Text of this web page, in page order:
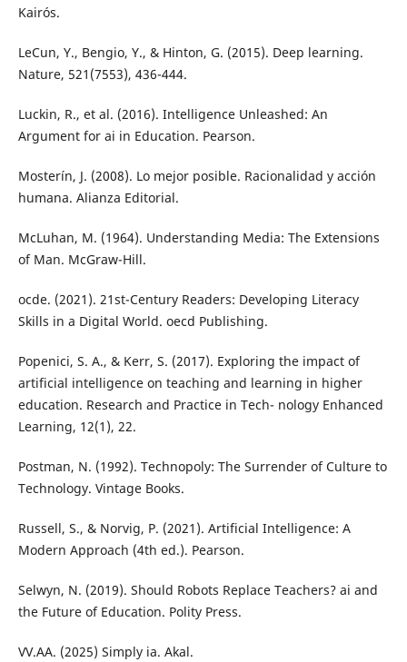
Kairós.
LeCun, Y., Bengio, Y., & Hinton, G. (2015). Deep learning.
Nature, 521(7553), 436-444.
Luckin, R., et al. (2016). Intelligence Unleashed: An
Argument for ai in Education. Pearson.
Mosterín, J. (2008). Lo mejor posible. Racionalidad y acción
humana. Alianza Editorial.
McLuhan, M. (1964). Understanding Media: The Extensions
of Man. McGraw-Hill.
ocde. (2021). 21st-Century Readers: Developing Literacy
Skills in a Digital World. oecd Publishing.
Popenici, S. A., & Kerr, S. (2017). Exploring the impact of
artificial intelligence on teaching and learning in higher
education. Research and Practice in Tech- nology Enhanced
Learning, 12(1), 22.
Postman, N. (1992). Technopoly: The Surrender of Culture to
Technology. Vintage Books.
Russell, S., & Norvig, P. (2021). Artificial Intelligence: A
Modern Approach (4th ed.). Pearson.
Selwyn, N. (2019). Should Robots Replace Teachers? ai and
the Future of Education. Polity Press.
VV.AA. (2025) Simply ia. Akal.